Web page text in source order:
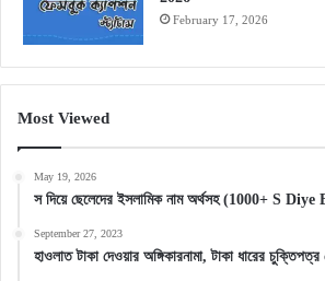
February 17, 2026
Most Viewed
May 19, 2026
স দিয়ে ছেলেদের ইসলামিক নাম অর্থসহ (1000+ S
September 27, 2023
হাওলাত টাকা দেওয়ার অঙ্গিকারনামা, টাকা ধারের চুক্তিপত্র